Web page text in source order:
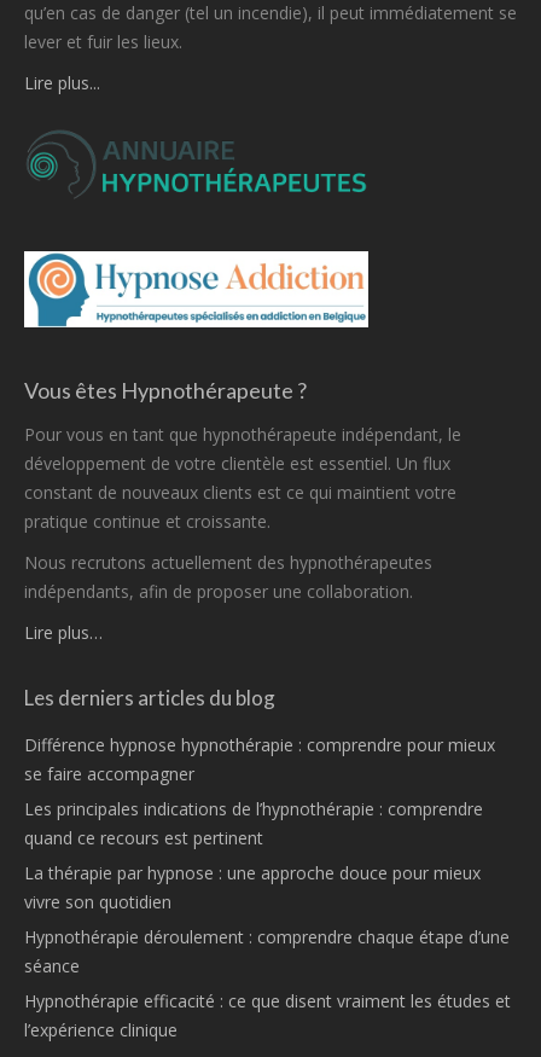
qu’en cas de danger (tel un incendie), il peut immédiatement se
lever et fuir les lieux.
Lire plus...
Vous êtes Hypnothérapeute ?
Pour vous en tant que hypnothérapeute indépendant, le
développement de votre clientèle est essentiel. Un flux
constant de nouveaux clients est ce qui maintient votre
pratique continue et croissante.
Nous recrutons actuellement des hypnothérapeutes
indépendants, afin de proposer une collaboration.
Lire plus…
Les derniers articles du blog
Différence hypnose hypnothérapie : comprendre pour mieux
se faire accompagner
Les principales indications de l’hypnothérapie : comprendre
quand ce recours est pertinent
La thérapie par hypnose : une approche douce pour mieux
vivre son quotidien
Hypnothérapie déroulement : comprendre chaque étape d’une
séance
Hypnothérapie efficacité : ce que disent vraiment les études et
l’expérience clinique